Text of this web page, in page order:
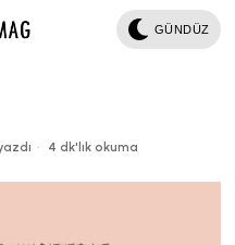
GÜNDÜZ
4 dk'lık okuma